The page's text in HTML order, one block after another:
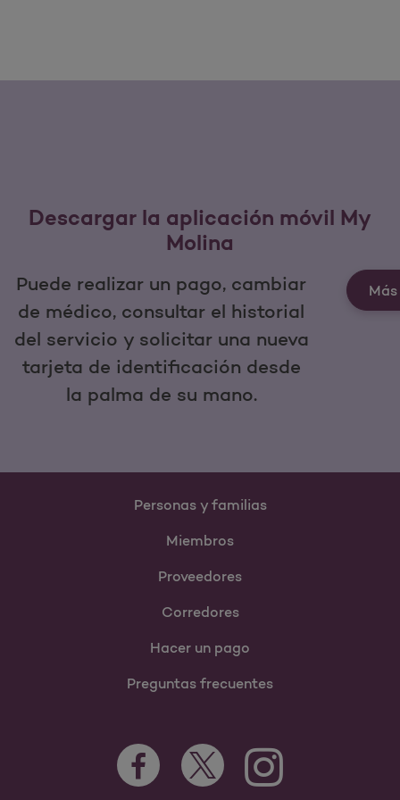
Descargar la aplicación móvil My
Molina
Puede realizar un pago, cambiar
de médico, consultar el historial
del servicio y solicitar una nueva
tarjeta de identificación desde
la palma de su mano.
Personas y familias
Miembros
Proveedores
Corredores
Hacer un pago
Preguntas frecuentes